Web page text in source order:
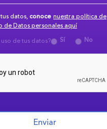
datos,conoce nuestra política de
de Datos personales aquí
de tus datos?
Sí No
Enviar